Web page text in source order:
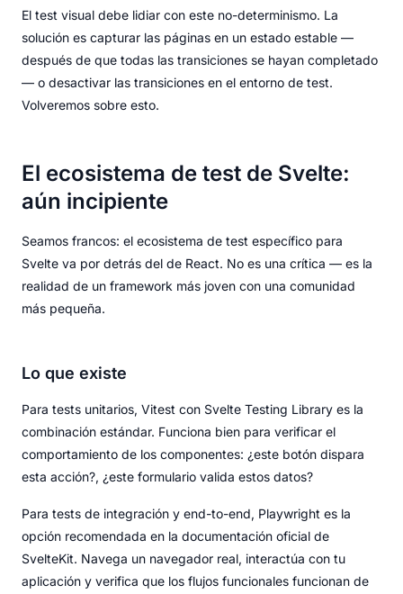
El test visual debe lidiar con este no-determinismo. La
solución es capturar las páginas en un estado estable —
después de que todas las transiciones se hayan completado
— o desactivar las transiciones en el entorno de test.
Volveremos sobre esto.
El ecosistema de test de Svelte:
aún incipiente
Seamos francos: el ecosistema de test específico para
Svelte va por detrás del de React. No es una crítica — es la
realidad de un framework más joven con una comunidad
más pequeña.
Lo que existe
Para tests unitarios, Vitest con Svelte Testing Library es la
combinación estándar. Funciona bien para verificar el
comportamiento de los componentes: ¿este botón dispara
esta acción?, ¿este formulario valida estos datos?
Para tests de integración y end-to-end, Playwright es la
opción recomendada en la documentación oficial de
SvelteKit. Navega un navegador real, interactúa con tu
aplicación y verifica que los flujos funcionales funcionan de